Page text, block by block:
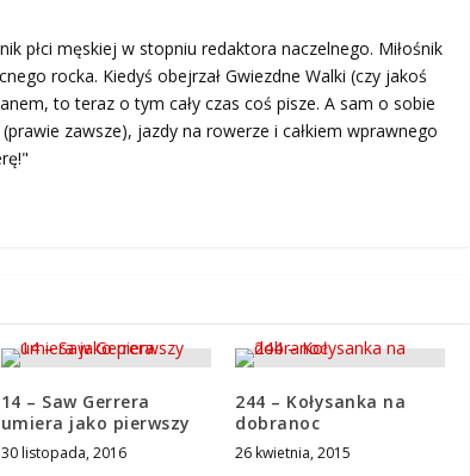
płci męskiej w stopniu redaktora naczelnego. Miłośnik
rocka. Kiedyś obejrzał Gwiezdne Walki (czy jakoś
to teraz o tym cały czas coś pisze. A sam o sobie
zawsze), jazdy na rowerze i całkiem wprawnego
14 – Saw Gerrera
umiera jako pierwszy
30 listopada, 2016
244 – Kołysanka na
dobranoc
26 kwietnia, 2015